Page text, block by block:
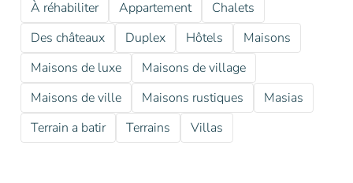
À réhabiliter Appartement
Chalets
Des châteaux
Duplex Hôtels
Maisons
Maisons de luxe
Maisons de village
Maisons de ville
Maisons rustiques
Masias
Terrain a batir
Terrains Villas